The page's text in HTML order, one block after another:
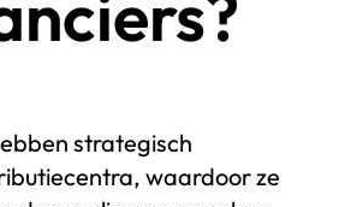
strategisch
waardoor ze